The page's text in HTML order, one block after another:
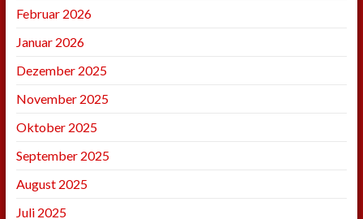
Februar 2026
Januar 2026
Dezember 2025
November 2025
Oktober 2025
September 2025
August 2025
Juli 2025